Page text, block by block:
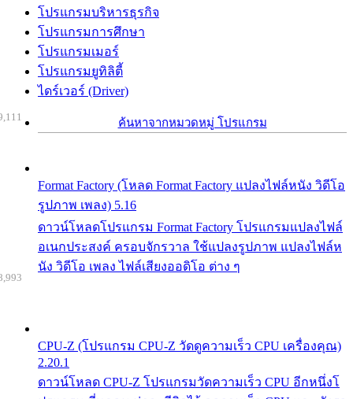
โปรแกรมบริหารธุรกิจ
โปรแกรมการศึกษา
โปรแกรมเมอร์
โปรแกรมยูทิลิตี้
ไดร์เวอร์ (Driver)
ค้นหาจากหมวดหมู่ โปรแกรม
Format Factory (โหลด Format Factory แปลงไฟล์หนัง วิดีโอ
รูปภาพ เพลง) 5.16
ดาวน์โหลดโปรแกรม Format Factory โปรแกรมแปลงไฟล์
อเนกประสงค์ ครอบจักรวาล ใช้แปลงรูปภาพ แปลงไฟล์ห
นัง วิดีโอ เพลง ไฟล์เสียงออดิโอ ต่าง ๆ
CPU-Z (โปรแกรม CPU-Z วัดดูความเร็ว CPU เครื่องคุณ)
2.20.1
ดาวน์โหลด CPU-Z โปรแกรมวัดความเร็ว CPU อีกหนึ่งโ